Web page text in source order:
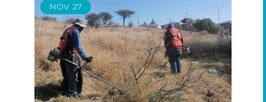
NOV 27